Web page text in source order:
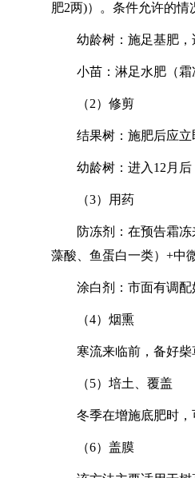
肥2两)）。条件允许的情
幼龄树：施足基肥，
小苗：淋足水肥（霜
（2）修剪
结果树：施肥后应
幼龄树：进入12月
（3）用药
防冻剂：在预告霜
藻酸、鱼蛋白一类）+中
涂白剂：市面有调配
（4）烟熏
寒流来临前，备好
（5）培土、覆盖
冬季在增施底肥时
（6）盖膜